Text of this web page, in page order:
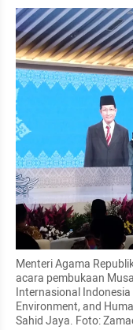
Menteri Agama
acara pembukaan
Internasional
Environment, and
Sahid Jaya. Foto: